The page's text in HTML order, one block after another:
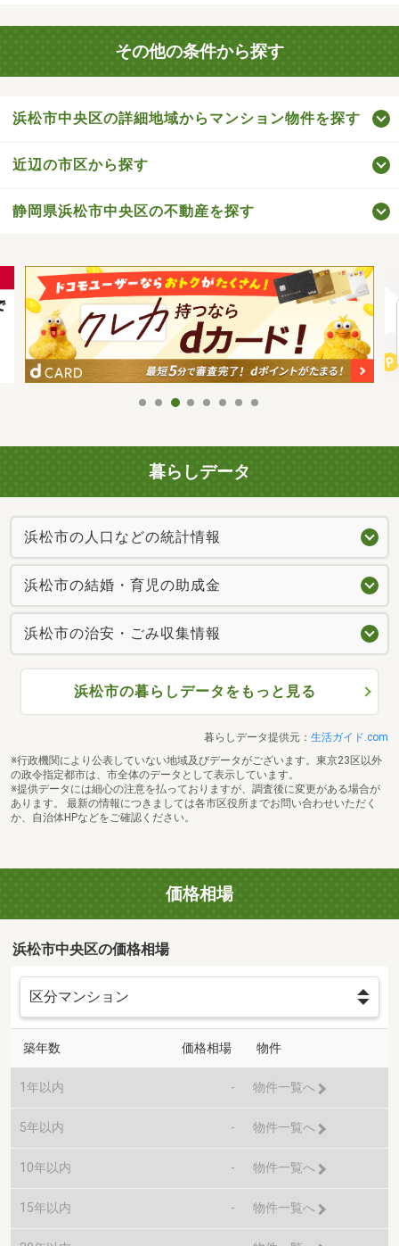
その他の条件から探す
浜松市中央区の詳細地域からマンション物件を探す
近辺の市区から探す
静岡県浜松市中央区の不動産を探す
暮らしデータ
浜松市の人口などの統計情報
浜松市の結婚・育児の助成金
浜松市の治安・ごみ収集情報
浜松市の暮らしデータをもっと見る
暮らしデータ提供元： 生活ガイド.com
※行政機関により公表していない地域及びデータがございます。東京23区以外
の政令指定都市は、市全体のデータとして表示しています。
※提供データには細心の注意を払っておりますが、調査後に変更がある場合が
あります。 最新の情報につきましては各市区役所までお問い合わせいただく
か、自治体HPなどをご確認ください。
価格相場
浜松市中央区の価格相場
築年数 価格相場 物件
1年以内 - 物件一覧へ
5年以内 - 物件一覧へ
10年以内 - 物件一覧へ
15年以内 - 物件一覧へ